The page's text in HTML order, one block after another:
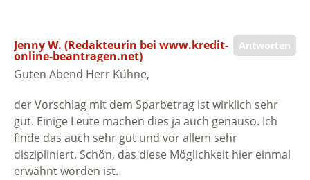
Antworten
Jenny W. (Redakteurin bei www.kredit-
online-beantragen.net)
Guten Abend Herr Kühne,
der Vorschlag mit dem Sparbetrag ist wirklich sehr
gut. Einige Leute machen dies ja auch genauso. Ich
finde das auch sehr gut und vor allem sehr
diszipliniert. Schön, das diese Möglichkeit hier einmal
erwähnt worden ist.